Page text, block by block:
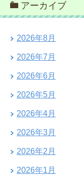
アーカイブ
2026年8月
2026年7月
2026年6月
2026年5月
2026年4月
2026年3月
2026年2月
2026年1月